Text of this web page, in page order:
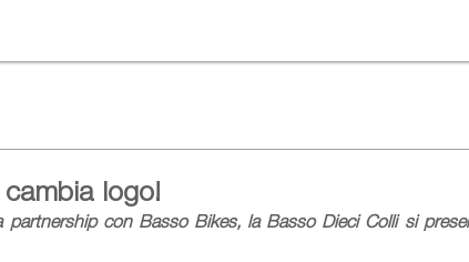
logo!
partnership con Basso Bikes, la Basso Dieci Colli si